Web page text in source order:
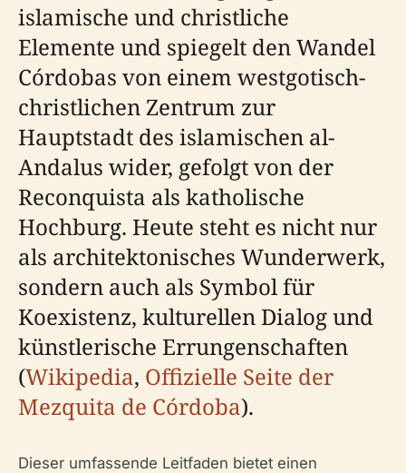
islamische und christliche
Elemente und spiegelt den Wandel
Córdobas von einem westgotisch-
christlichen Zentrum zur
Hauptstadt des islamischen al-
Andalus wider, gefolgt von der
Reconquista als katholische
Hochburg. Heute steht es nicht nur
als architektonisches Wunderwerk,
sondern auch als Symbol für
Koexistenz, kulturellen Dialog und
künstlerische Errungenschaften
(Wikipedia, Offizielle Seite der
Mezquita de Córdoba).
Dieser umfassende Leitfaden bietet einen